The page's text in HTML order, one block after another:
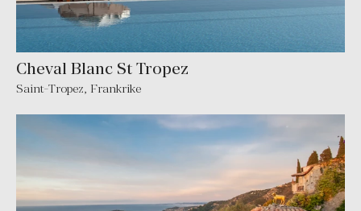
Cheval Blanc St Tropez
Saint-Tropez, Frankrike